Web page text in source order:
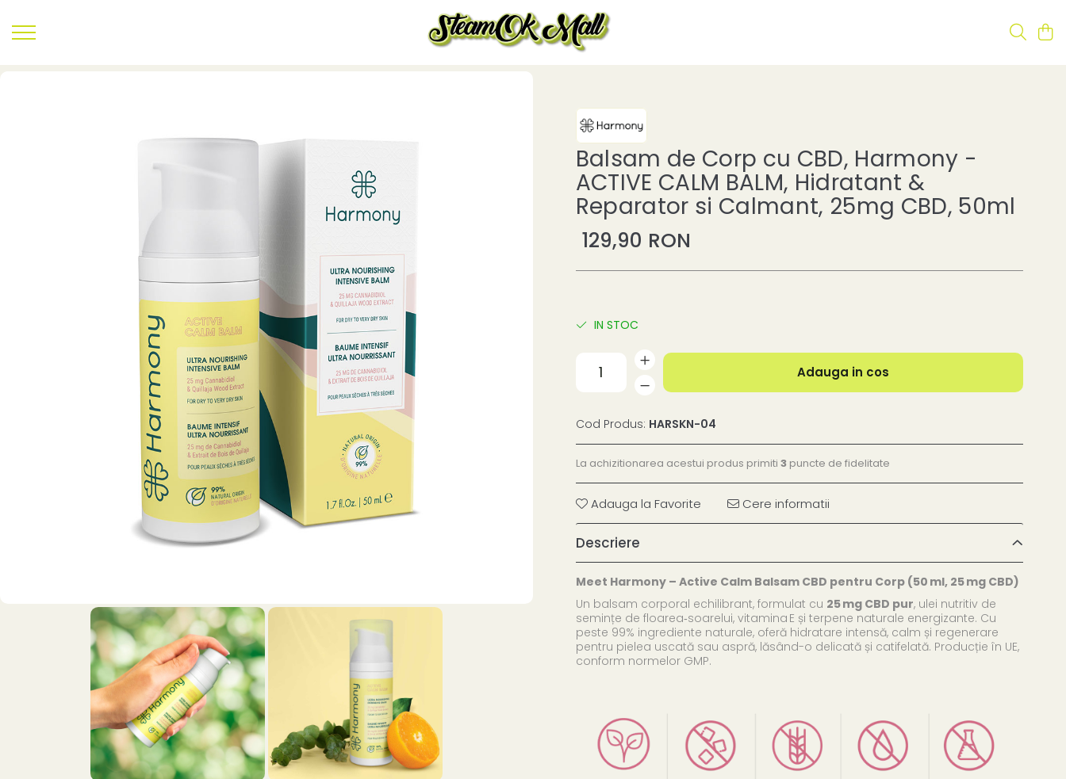
Balsam de Corp cu CBD, Harmony -
ACTIVE CALM BALM, Hidratant &
Reparator si Calmant, 25mg CBD, 50ml
129,90 RON
IN STOC
Adauga in cos
Cod Produs: HARSKN-04
La achizitionarea acestui produs primiti 3puncte de fidelitate
Adauga la Favorite Cere informatii
Descriere
Meet Harmony – Active Calm Balsam CBD pentru Corp (50 ml, 25 mg CBD)
Un balsam corporal echilibrant, formulat cu 25 mg CBD pur, ulei nutritiv de
semințe de floarea‑soarelui, vitamina E și terpene naturale energizante. Cu
peste 99% ingrediente naturale, oferă hidratare intensă, calm și regenerare
pentru pielea uscată sau aspră, lăsând-o delicată și catifelată. Producție în UE,
conform normelor GMP.